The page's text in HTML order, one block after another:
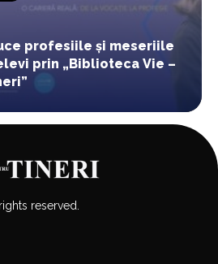
profesiile și meseriile
prin „Biblioteca Vie –
reserved.